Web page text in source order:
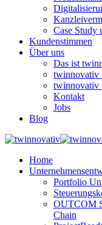
Case Study
Kundenstimmen
Über uns
Das ist
twinnovativ
twinnovativ
Kontakt
Jobs
Blog
Home
Portfolio
OUTCOM
Chain